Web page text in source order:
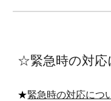
☆緊急時の対応
★緊急時の対応につ